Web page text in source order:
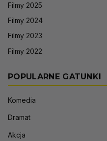
Filmy 2025
Filmy 2024
Filmy 2023
Filmy 2022
POPULARNE GATUNKI
Komedia
Dramat
Akcja